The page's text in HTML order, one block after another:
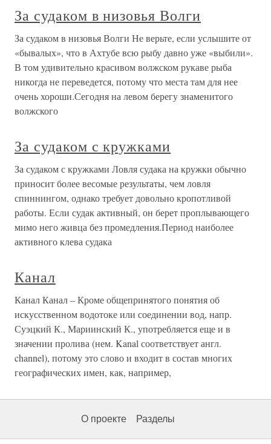
За судаком в низовья Волги
За судаком в низовья Волги Не верьте, если услышите от
«бывалых», что в Ахтубе всю рыбу давно уже «выбили».
В том удивительно красивом волжском рукаве рыба
никогда не переведется, потому что места там для нее
очень хороши.Сегодня на левом берегу знаменитого
волжского
За судаком с кружками
За судаком с кружками Ловля судака на кружки обычно
приносит более весомые результаты, чем ловля
спиннингом, однако требует довольно кропотливой
работы. Если судак активный, он берет проплывающего
мимо него живца без промедления.Период наиболее
активного клева судака
Канал
Канал Канал – Кроме общепринятого понятия об
искусственном водотоке или соединении вод, напр.
Суэцкий К., Мариинский К., употребляется еще и в
значении пролива (нем. Kanal соответствует англ.
channel), потому это слово и входит в состав многих
географических имен, как, например,
О проекте Разделы